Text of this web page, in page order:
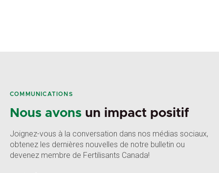
COMMUNICATIONS
Nous avons un impact positif
Joignez-vous à la conversation dans nos médias sociaux,
obtenez les dernières nouvelles de notre bulletin ou
devenez membre de Fertilisants Canada!